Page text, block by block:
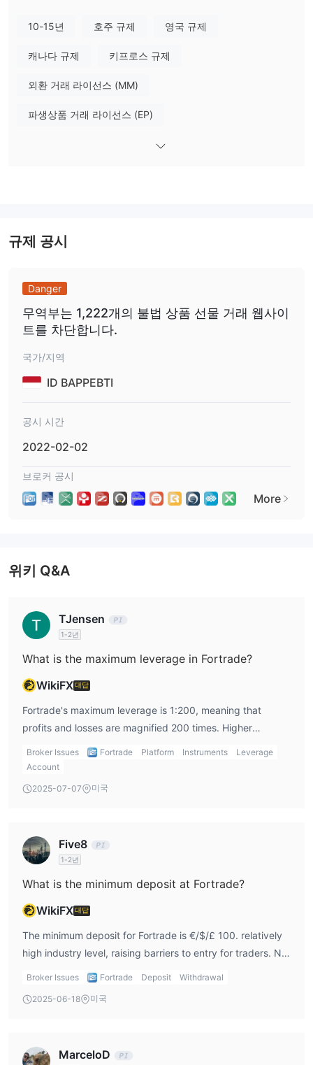
Fortrade에서 무엇을 거래할 수 있나요?
Fortrade은 통화, 주식, 지수, 귀금속, 에너지 제품, 농산물 및 미국
Fortrade은 데모 계정과 이슬람 계정을 제공합니다.
레버리지
다. 레버리지의 사용은 유리하게 작용할 수도 있고 그 반대로 작용할
수도 있습니다.
거래 플랫폼
Fortrade은 권위있는
Fortrader
수 있습니다.
입출금
최소 입금액은
€/$/£ 100
10-15년 호주 규제 영국 규제
캐나다 규제 키프로스 규제
외환 거래 라이선스 (MM)
파생상품 거래 라이선스 (EP)
파생상품 거래 라이선스 (MM)
규제 공시
Danger
무역부는 1,222개의 불법 상품 선물 거래 웹사이
트를 차단합니다.
국가/지역
ID BAPPEBTI
공시 시간
2022-02-02
브로커 공시
More
위키 Q&A
TJensen
1-2년
What is the maximum leverage in Fortrade?
WikiFX대답
Fortrade's maximum leverage is 1:200, meaning that
profits and losses are magnified 200 times. Higher
leverage brings the possibility of higher profits. It is
important to note that the higher the leverage, the greater
Broker Issues Fortrade Platform Instruments
Leverage
Account
2025-07-07 미국
Five8
1-2년
What is the minimum deposit at Fortrade?
WikiFX대답
The minimum deposit for Fortrade is €/$/£ 100. relatively
high industry level, raising barriers to entry for traders. Not
friendly to small budget traders.
Broker Issues Fortrade Deposit Withdrawal
2025-06-18 미국
MarceloD